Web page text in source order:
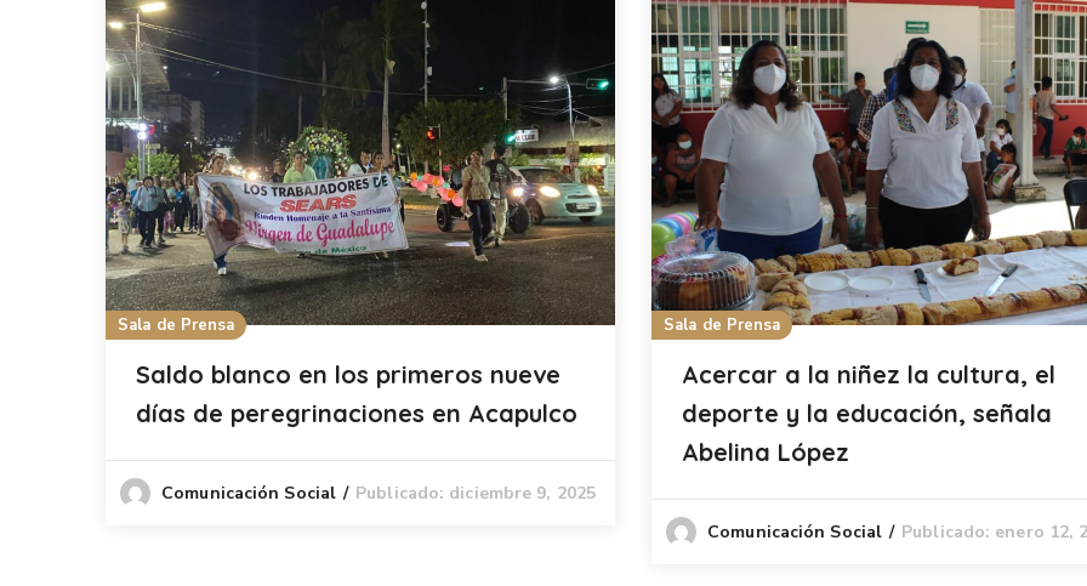
Sala de Prensa
Saldo blanco en los primeros nueve
días de peregrinaciones en Acapulco
Comunicación Social Publicado: diciembre 9, 2025
Sala de Prensa
Acercar a la niñez la cultura, el
deporte y la educación, señala
Abelina López
Comunicación Social Publicado: enero 12,